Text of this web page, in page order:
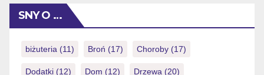
processor chip made out of a different synthetic or resin
algorithm that approximates the experience and voice
SNY O …
biżuteria (11) Broń (17) Choroby (17)
Dodatki (12) Dom (12) Drzewa (20)